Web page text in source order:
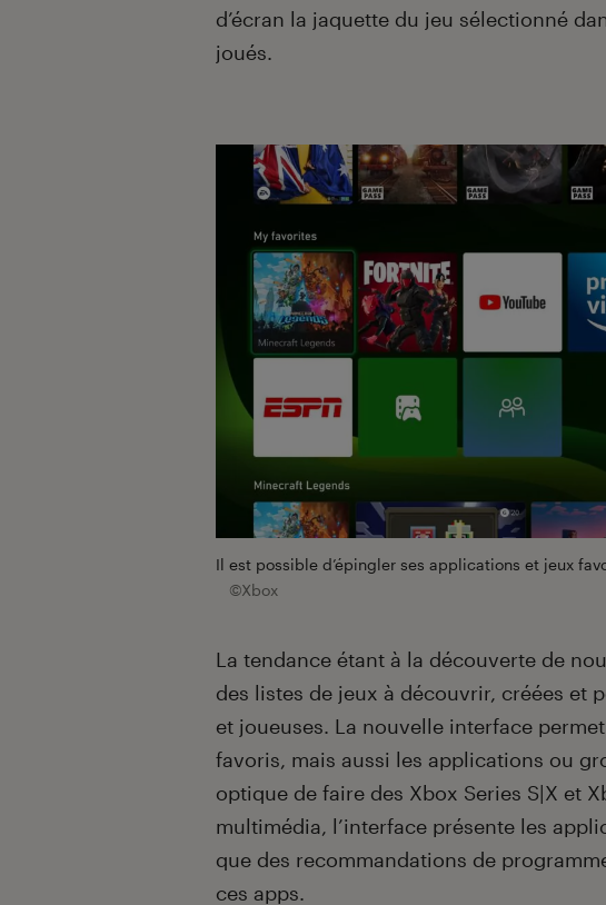
d’écran la jaquette du jeu sélectionné
joués.
Il est possible d’épingler ses applications et jeux
©Xbox
La tendance étant à la découverte de
des listes de jeux à découvrir, créées et
et joueuses. La nouvelle interface
favoris, mais aussi les applications ou
optique de faire des Xbox Series S|X et
multimédia, l’interface présente les
que des recommandations de
ces apps.